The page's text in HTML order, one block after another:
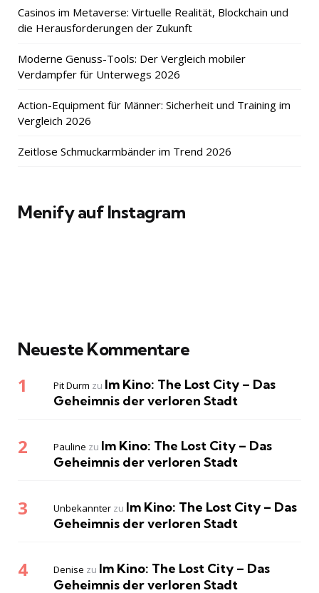
Casinos im Metaverse: Virtuelle Realität, Blockchain und
die Herausforderungen der Zukunft
Moderne Genuss-Tools: Der Vergleich mobiler
Verdampfer für Unterwegs 2026
Action-Equipment für Männer: Sicherheit und Training im
Vergleich 2026
Zeitlose Schmuckarmbänder im Trend 2026
Menify auf Instagram
Neueste Kommentare
Pit Durm zu Im Kino: The Lost City – Das
Geheimnis der verloren Stadt
Pauline zu Im Kino: The Lost City – Das
Geheimnis der verloren Stadt
Unbekannter zu Im Kino: The Lost City – Das
Geheimnis der verloren Stadt
Denise zu Im Kino: The Lost City – Das
Geheimnis der verloren Stadt